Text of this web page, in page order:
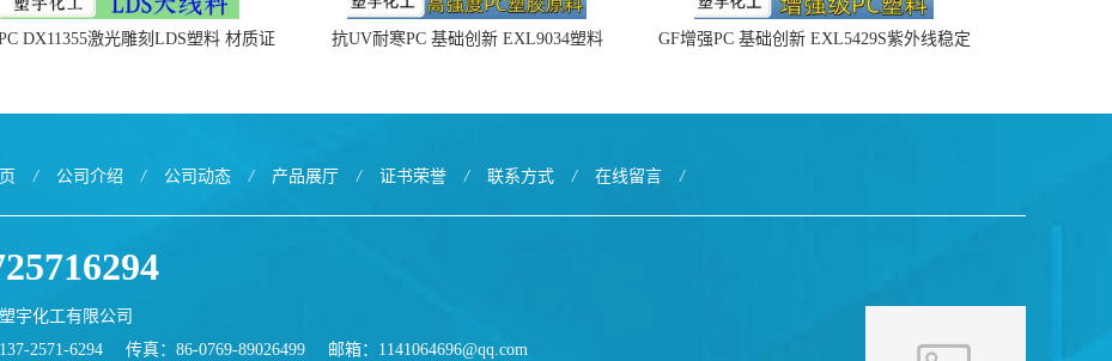
DX11355激光雕刻LDS塑料 材质证
抗UV耐寒PC 基础创新 EXL9034塑料
GF增强PC 基础创新 EXL5429S紫外线稳定
/ 公司介绍 / 公司动态 / 产品展厅 / 证书荣誉 / 联系方式 / 在线留言 /
宇化工有限公司
2571-6294
传真：86-0769-89026499 邮箱： 1141064696@qq.com